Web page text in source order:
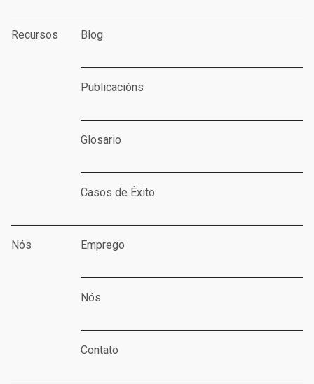
Recursos Blog
Publicacións
Glosario
Casos de Éxito
Nós Emprego
Nós
Contato